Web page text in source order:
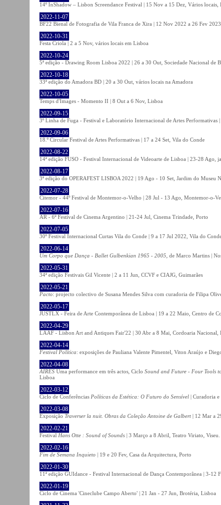
14º InShadow – Lisbon Screendance Festival | 15 Nov a 15 Dez, Vários locais,
2022-11-07
BF22 Bienal de Fotografia de Vila Franca de Xira | 12 Nov 2022 a 26 Fev
2022-10-31
Festa Criola | 2 a 5 Nov, vários locais em Lisboa
2022-10-24
5ª edição - Drawing Room Lisboa 2022 | 26 a 30 Out, Sociedade Nacional de
2022-10-18
33ª edição do Amadora BD | 20 a 30 Out, vários locais na Amadora
2022-10-05
Temps d'Images - Momento II | 8 Out a 6 Nov, Lisboa
2022-09-15
3º Linha de Fuga - Festival e Laboratório Internacional de Artes Performativas
2022-09-06
18.º Circular Festival de Artes Performativas | 17 a 24 Set, Vila do Conde
2022-08-22
14ª edição FUSO - Festival Internacional de Videoarte de Lisboa | 23-28 Ago,
2022-08-17
3ª edição do OPERAFEST LISBOA 2022 | 19 Ago - 10 Set, Jardim do Museu
2022-07-28
Citemor - 44º Festival de Montemor-o-Velho | 28 Jul - 13 Ago, Montemor-o-
2022-07-16
AR - 6ª Festival de Cinema Argentino | 21-24 Jul, Cinema Trindade, Porto
2022-07-05
30º Festival Internacional Curtas Vila do Conde | 9 a 17 Jul 2022, Vila do
2022-06-14
Um Corpo que Dança - Ballet Gulbenkian 1965 - 2005 , de Marco Martins |
2022-05-31
34ª edição Festivais Gil Vicente | 2 a 11 Jun, CCVF e CIAJG, Guimarães
2022-05-21
Pacto: projecto colectivo de Susana Mendes Silva com curadoria de Filipa
2022-05-17
JUSTLX - Feira de Arte Contemporânea de Lisboa | 19 a 22 Maio, Centro de
2022-04-29
LAAF - Lisbon Art and Antiques Fair'22 | 30 Abr a 8 Mai, Cordoaria Nacional,
2022-04-14
Festival Política: exposições de Pauliana Valente Pimentel, Viton Araújo e
2022-04-08
AIRES Uma performance em três actos, Ciclo Sound and Future - Four Tools
Lisboa
2022-03-12
Ciclo de Conferências Políticas da Estética: O Futuro do Sensível | Curadoria
2022-03-08
Exposição Traverser la nuit. Obras da Coleção Antoine de Galbert | 12 Mar a
2022-02-21
Festival Hans Otte : Sound of Sounds | 3 Março a 8 Abril, Teatro Viriato, Viseu.
2022-02-16
Fim de Semana Inquieto | 19 e 20 Fev, Casa da Arquitectura, Porto
2022-01-30
11ª edição GUIdance - Festival Internacional de Dança Contemporânea | 3-12
2022-01-19
Ciclo de Cinema 'Cineclube Campo Aberto' | 21 Jan - 27 Jun, Brotéria, Lisboa